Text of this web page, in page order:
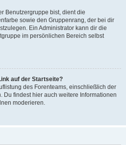
Benutzergruppe bist, dient die
sowie den Gruppenrang, der bei dir
Ein Administrator kann dir die
im persönlichen Bereich selbst
auf der Startseite?
des Forenteams, einschließlich der
Du findest hier auch weitere Informationen
moderieren.